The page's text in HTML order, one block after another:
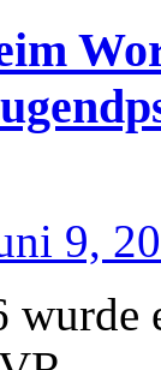
9,
wurde